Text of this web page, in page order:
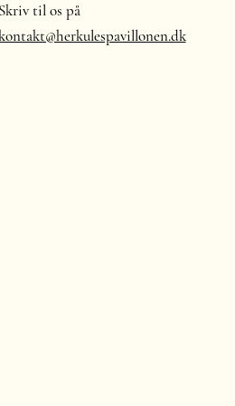
Skriv til os på